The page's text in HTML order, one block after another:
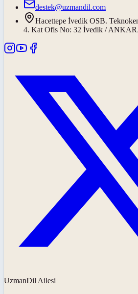
destek@uzmandil.com
Hacettepe İvedik OSB.
4. Kat Ofis No: 32 İvedik /
UzmanDil Ailesi